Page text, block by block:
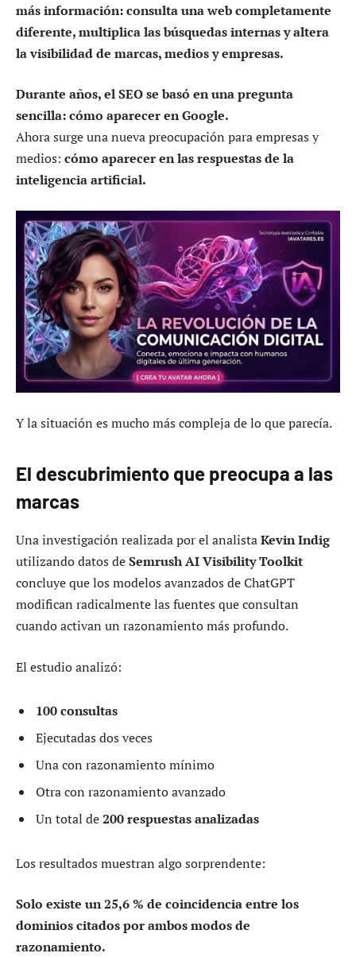
más información: consulta una web completamente
diferente, multiplica las búsquedas internas y altera
la visibilidad de marcas, medios y empresas.
Durante años, el SEO se basó en una pregunta
sencilla: cómo aparecer en Google.
Ahora surge una nueva preocupación para empresas y
medios: cómo aparecer en las respuestas de la
inteligencia artificial.
Y la situación es mucho más compleja de lo que parecía.
El descubrimiento que preocupa a las
marcas
Una investigación realizada por el analistaKevin Indig
utilizando datos deSemrush AI Visibility Toolkit
concluye que los modelos avanzados de ChatGPT
modifican radicalmente las fuentes que consultan
cuando activan un razonamiento más profundo.
El estudio analizó:
100 consultas
Ejecutadas dos veces
Una con razonamiento mínimo
Otra con razonamiento avanzado
Un total de200 respuestas analizadas
Los resultados muestran algo sorprendente:
Solo existe un 25,6 % de coincidencia entre los
dominios citados por ambos modos de
razonamiento.